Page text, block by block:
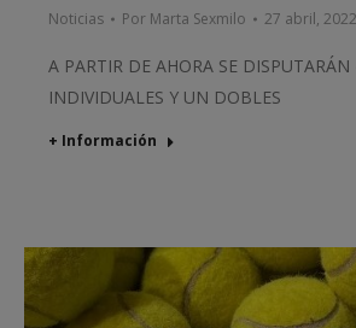
Noticias Por Marta Sexmilo 27 abril, 2022
A PARTIR DE AHORA SE
INDIVIDUALES Y UN DOBLES
+ Información